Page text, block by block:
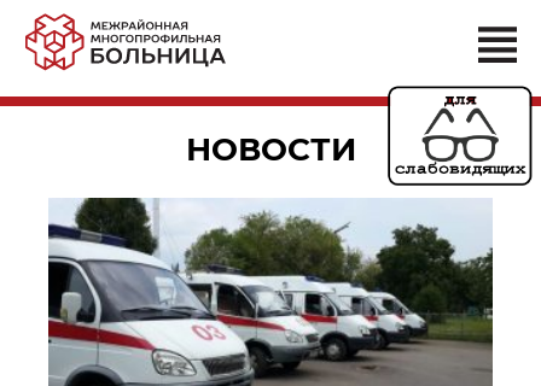
НОВОСТИ